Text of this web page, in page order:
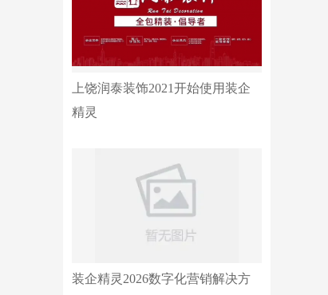
上饶润泰装饰2021开始使用装企
精灵
装企精灵2026数字化营销解决方